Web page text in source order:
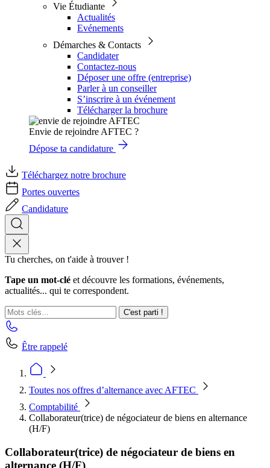
Vie Étudiante
Actualités
Evénements
Démarches & Contacts
Candidater
Contactez-nous
Déposer une offre (entreprise)
Parler à un conseiller
S’inscrire à un événement
Télécharger la brochure
Envie de rejoindre AFTEC ?
Dépose ta candidature
Téléchargez notre brochure
Portes ouvertes
Candidature
Tu cherches, on t'aide à trouver !
Tape un mot-clé et découvre les formations, événements,
actualités... qui te correspondent.
C'est parti !
Être rappelé
Toutes nos offres d’alternance avec AFTEC
Comptabilité
Collaborateur(trice) de négociateur de biens en alternance
(H/F)
Collaborateur(trice) de négociateur de biens en
alternance (H/F)